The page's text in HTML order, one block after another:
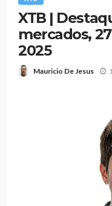
XTB |
mercados,
2025
Mauricio De Jesus